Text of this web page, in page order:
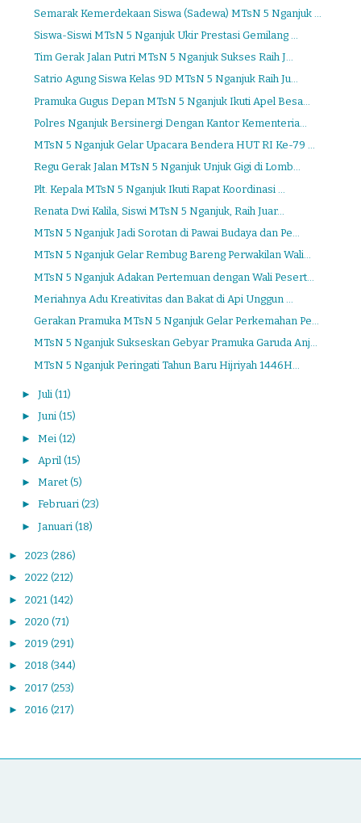
Semarak Kemerdekaan Siswa (Sadewa) MTsN 5 Nganjuk ...
Siswa-Siswi MTsN 5 Nganjuk Ukir Prestasi Gemilang ...
Tim Gerak Jalan Putri MTsN 5 Nganjuk Sukses Raih J...
Satrio Agung Siswa Kelas 9D MTsN 5 Nganjuk Raih Ju...
Pramuka Gugus Depan MTsN 5 Nganjuk Ikuti Apel Besa...
Polres Nganjuk Bersinergi Dengan Kantor Kementeria...
MTsN 5 Nganjuk Gelar Upacara Bendera HUT RI Ke-79 ...
Regu Gerak Jalan MTsN 5 Nganjuk Unjuk Gigi di Lomb...
Plt. Kepala MTsN 5 Nganjuk Ikuti Rapat Koordinasi ...
Renata Dwi Kalila, Siswi MTsN 5 Nganjuk, Raih Juar...
MTsN 5 Nganjuk Jadi Sorotan di Pawai Budaya dan Pe...
MTsN 5 Nganjuk Gelar Rembug Bareng Perwakilan Wali...
MTsN 5 Nganjuk Adakan Pertemuan dengan Wali Pesert...
Meriahnya Adu Kreativitas dan Bakat di Api Unggun ...
Gerakan Pramuka MTsN 5 Nganjuk Gelar Perkemahan Pe...
MTsN 5 Nganjuk Sukseskan Gebyar Pramuka Garuda Anj...
MTsN 5 Nganjuk Peringati Tahun Baru Hijriyah 1446H...
► Juli (11)
► Juni (15)
► Mei (12)
► April (15)
► Maret (5)
► Februari (23)
► Januari (18)
► 2023 (286)
► 2022 (212)
► 2021 (142)
► 2020 (71)
► 2019 (291)
► 2018 (344)
► 2017 (253)
► 2016 (217)